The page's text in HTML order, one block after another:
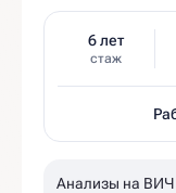
6 лет
стаж
Анализы на ВИЧ